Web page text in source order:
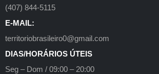
(407) 844-5115
E-MAIL:
territoriobrasileiro0@gmail.com
DIAS/HORÁRIOS ÚTEIS
Seg – Dom / 09:00 – 20:00